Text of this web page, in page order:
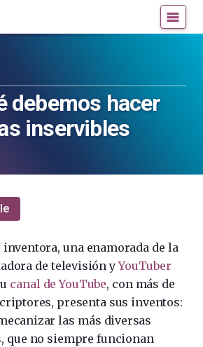
debemos hacer
inservibles
una enamorada de la
de televisión yYouTuber
canal de YouTube, con más de
presenta sus inventos:
las más diversas
que no siempre funcionan